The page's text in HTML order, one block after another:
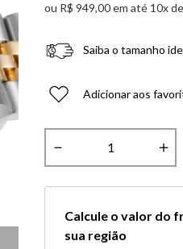
ou R$ 949,00em até 10x de
Saiba o tamanho
Adicionar aos
＋
－
Calcule o valor do
sua região